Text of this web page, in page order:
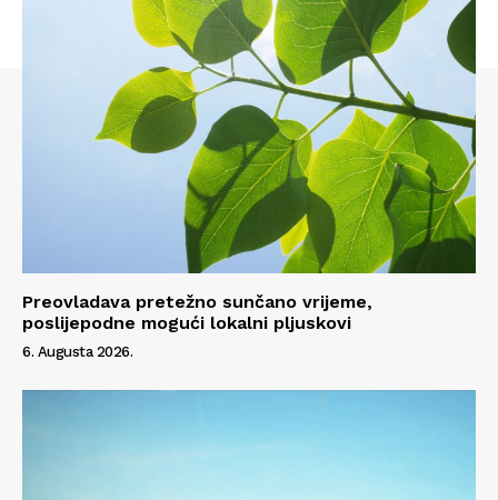
Info
Preovladava pretežno sunčano vrijeme,
poslijepodne mogući lokalni pljuskovi
6. Augusta 2026.